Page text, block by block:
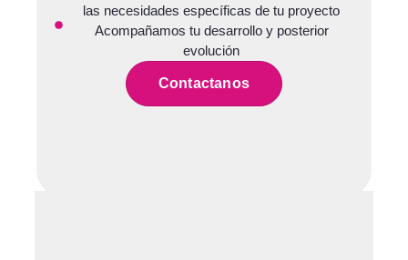
las necesidades específicas de tu proyecto
Acompañamos tu desarrollo y posterior
evolución
Contactanos